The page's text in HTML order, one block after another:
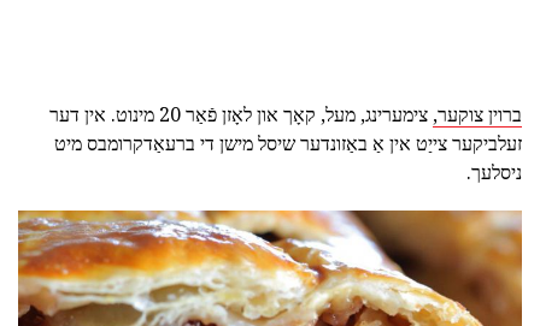
ברוין צוקער,
צימערינג, מעל, קאָך און לאָזן פֿאַר 20 מינוט. אין דער
זעלביקער צייַט אין אַ באַזונדער שיסל מישן די ברעאַדקרומבס מיט
ניסלעך.